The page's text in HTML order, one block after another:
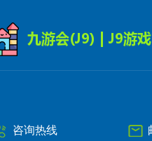
咨询热线